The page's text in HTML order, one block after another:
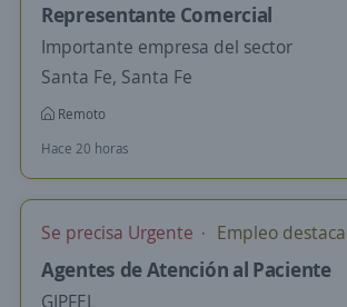
Representante Comercial
Importante empresa del sector
Santa Fe, Santa Fe
Remoto
Hace 20 horas
Se precisa Urgente Empleo
Agentes de Atención al Paciente
GIPFEL